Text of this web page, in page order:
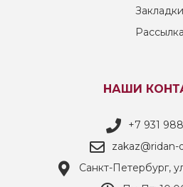
Закладки
Рассылка
НАШИ
+7 931
zakaz@ridan-
Санкт-Петербург,